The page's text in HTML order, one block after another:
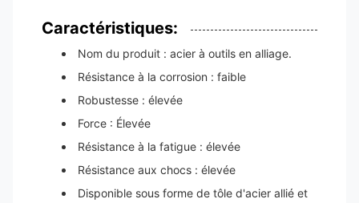
Caractéristiques:
Nom du produit : acier à outils en alliage.
Résistance à la corrosion : faible
Robustesse : élevée
Force : Élevée
Résistance à la fatigue : élevée
Résistance aux chocs : élevée
Disponible sous forme de tôle d'acier allié et